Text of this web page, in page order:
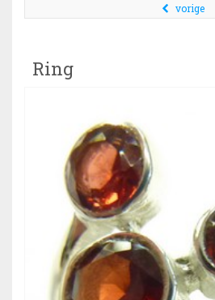
vorige
Ring